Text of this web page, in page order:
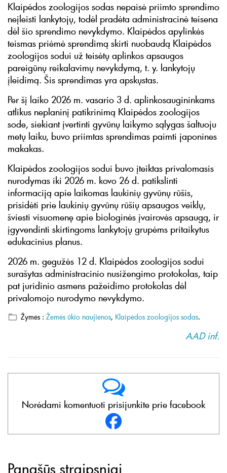
Klaipėdos zoologijos sodas nepaisė priimto sprendimo
neįleisti lankytojų, todėl pradėta administracinė teisena
dėl šio sprendimo nevykdymo. Klaipėdos apylinkės
teismas priėmė sprendimą skirti nuobaudą Klaipėdos
zoologijos sodui už teisėtų aplinkos apsaugos
pareigūnų reikalavimų nevykdymą, t. y. lankytojų
įleidimą. Šis sprendimas yra apskųstas.
Per šį laiko 2026 m. vasario 3 d. aplinkosaugininkams
atlikus neplaninį patikrinimą Klaipėdos zoologijos
sode, siekiant įvertinti gyvūnų laikymo sąlygas šaltuoju
metų laiku, buvo priimtas sprendimas paimti japonines
makakas.
Klaipėdos zoologijos sodui buvo įteiktas privalomasis
nurodymas iki 2026 m. kovo 26 d. patikslinti
informaciją apie laikomas laukinių gyvūnų rūšis,
prisidėti prie laukinių gyvūnų rūšių apsaugos veiklų,
šviesti visuomenę apie biologinės įvairovės apsaugą, ir
įgyvendinti skirtingoms lankytojų grupėms pritaikytus
edukacinius planus.
2026 m. gegužės 12 d. Klaipėdos zoologijos sodui
surašytas administracinio nusižengimo protokolas, taip
pat juridinio asmens pažeidimo protokolas dėl
privalomojo nurodymo nevykdymo.
Žymės : Žemės ūkio naujienos, Klaipėdos zoologijos sodas.
AAD inf.
Norėdami komentuoti prisijunkite prie facebook
Panašūs straipsniai